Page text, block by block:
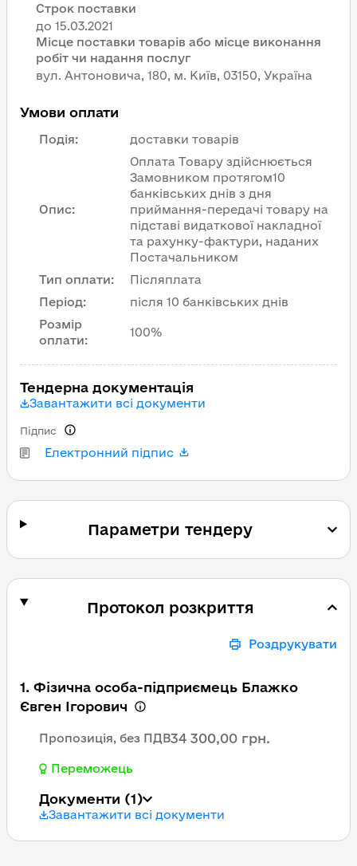
Строк поставки
Місце поставки товарів або місце виконання
робіт чи надання послуг
вул. Антоновича, 180, м. Київ, 03150, Україна
Умови оплати
Подія: доставки товарів
Опис:
Оплата Товару здійснюється
Замовником протягом10
банківських днів з дня
приймання-передачі товару на
підставі видаткової накладної
та рахунку-фактури, наданих
Постачальником
Тип оплати:
Післяплата
Період:
після 10 банківських днів
Розмір
оплати:
100%
Тендерна документація
Завантажити всі документи
Електронний підпис
Підпис
Параметри тендеру
Протокол розкриття
Роздрукувати
1. Фізична особа-підприємець Блажко
Євген Ігорович
Пропозиція, без ПДВ34 300,00 грн.
Переможець
Документи (1)
Завантажити всі документи